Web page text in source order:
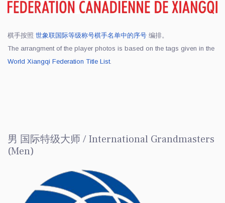
棋手按照 世象联国际等级称号棋手名单中的序号 编排。
The arrangment of the player photos is based on the tags given in the
World Xiangqi Federation Title List.
男 国际特级大师 / International Grandmasters
(Men)